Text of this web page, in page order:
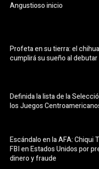
Angustioso inicio
Profeta en su tierra: el
cumplirá su sueño al
Definida la lista de la
los Juegos
Escándalo en la AFA: Chiqui
FBI en Estados Unidos por
dinero y fraude